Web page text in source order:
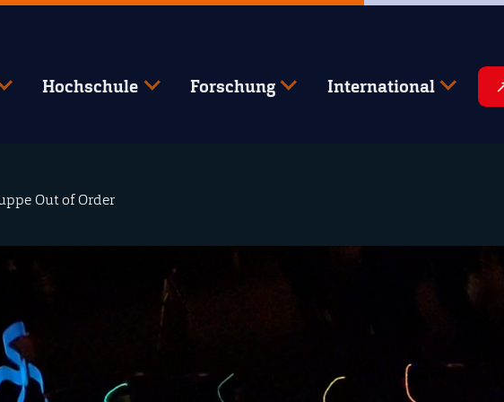
Hochschule Forschung International
Out of Order